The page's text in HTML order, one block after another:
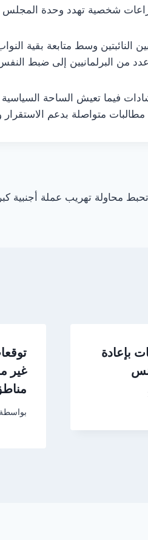
شخصية تهدد وحدة المجلس
النائبتين وسط متابعة بقية
من البرلمانيين إلى ضبط
فيما تعيش الساحة
متواصلة بدعم
تحبط محاولة تهريب عملة أجنبية
بإعادة
غير
بواسطة